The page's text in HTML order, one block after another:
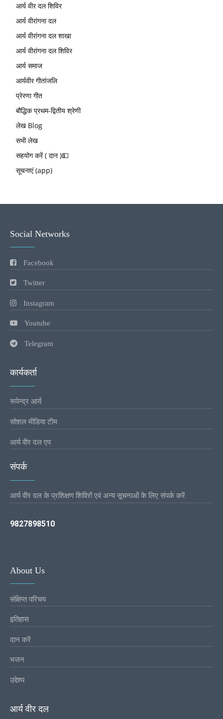
आर्य वीर दल शिविर
आर्य वीरांगना दल
आर्य वीरांगना दल शाखा
आर्य वीरांगना दल शिविर
आर्य समाज
आर्यवीर गीतांजलि
प्रेरणा गीत
बौद्धिक प्रथम-द्वितीय श्रेणी
लेख Blog
सभी लेख
सहयोग करें ( दान )💵
सूचनाएं (app)
Social Networks
Facebook
Twitter
Instagram
Youtube
Telegram
कार्यकर्ता
रूपेन्द्र आर्य
सोशल मीडिया टीम
आर्य वीर दल एप
संपर्क
आर्य वीर दल के प्रशिक्षण शिविरों एवं अन्य सूचनाओं के लिए संपर्क करें
9827898510
About Us
संक्षिप्त परिचय
इतिहास
दान करें
भजन
उद्देश्य
आर्य वीर दल